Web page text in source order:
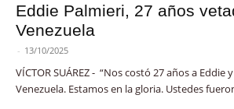
Eddie Palmieri, 27 años
Venezuela
- 13/10/2025
VÍCTOR SUÁREZ - “Nos costó 27 años a
Venezuela. Estamos en la gloria. Ustedes